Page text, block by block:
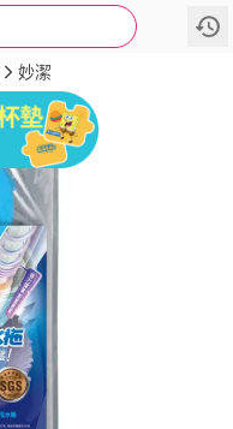
妙潔